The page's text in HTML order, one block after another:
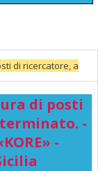
di ricercatore, a
- Provincia di Enna,
di posti
-
-